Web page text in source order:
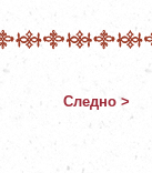
Следно >